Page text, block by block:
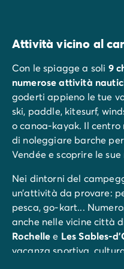
Attività vicino al
Con le spiagge a soli 9
numerose attività
goderti appieno le tue
ski, paddle, kitesurf,
o canoa-kayak. Il
di noleggiare barche
Vendée e scoprire le
Nei dintorni del
un’attività da provare:
pesca, go-kart...
anche nelle vicine città
Rochellee Les Sables-
vacanza sportiva,